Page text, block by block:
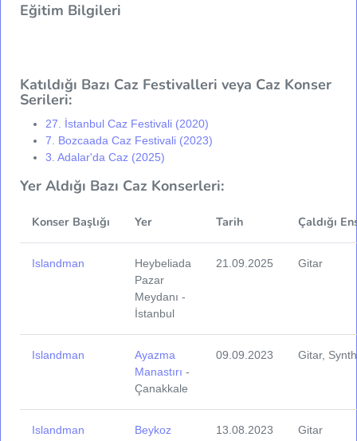
Eğitim Bilgileri
Katıldığı Bazı Caz Festivalleri veya Caz Konser
Serileri:
27. İstanbul Caz Festivali (2020)
7. Bozcaada Caz Festivali (2023)
3. Adalar'da Caz (2025)
Yer Aldığı Bazı Caz Konserleri:
Konser Başlığı Yer Tarih Çaldığı
Islandman
Heybeliada
Pazar
Meydanı -
İstanbul
21.09.2025 Gitar
Islandman
Ayazma
Manastırı -
Çanakkale
09.09.2023 Gitar,
Islandman
Beykoz
13.08.2023 Gitar